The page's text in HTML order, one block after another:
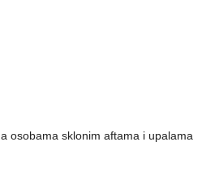
osobama sklonim aftama i upalama